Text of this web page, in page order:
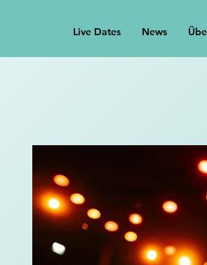
Live Dates News